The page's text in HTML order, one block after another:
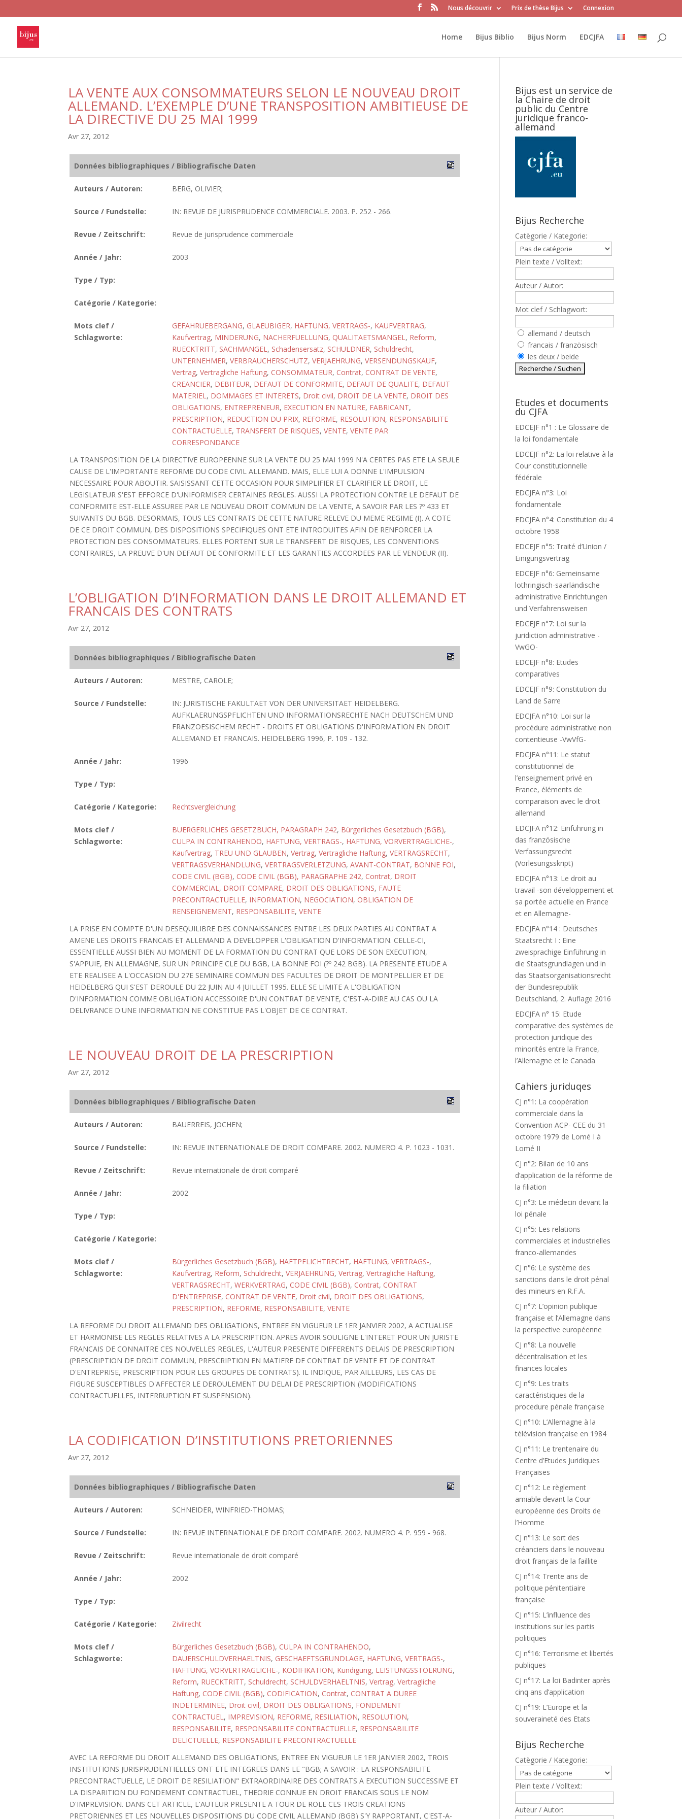
Nous découvrir Prix de thèse Bijus Connexion
Home Bijus Biblio Bijus Norm EDCJFA
LA VENTE AUX CONSOMMATEURS SELON LE NOUVEAU DROIT
ALLEMAND. L’EXEMPLE D’UNE TRANSPOSITION AMBITIEUSE DE
LA DIRECTIVE DU 25 MAI 1999
Avr 27, 2012
Données bibliographiques / Bibliografische Daten
Auteurs / Autoren: BERG, OLIVIER;
Source / Fundstelle: IN: REVUE DE JURISPRUDENCE COMMERCIALE. 2003. P. 252 - 266.
Revue / Zeitschrift: Revue de jurisprudence commerciale
Année / Jahr: 2003
Type / Typ:
Catégorie / Kategorie:
Mots clef /
Schlagworte:
GEFAHRUEBERGANG, GLAEUBIGER, HAFTUNG, VERTRAGS-, KAUFVERTRAG,
Kaufvertrag, MINDERUNG, NACHERFUELLUNG, QUALITAETSMANGEL, Reform,
RUECKTRITT, SACHMANGEL, Schadensersatz, SCHULDNER, Schuldrecht,
UNTERNEHMER, VERBRAUCHERSCHUTZ, VERJAEHRUNG, VERSENDUNGSKAUF,
Vertrag, Vertragliche Haftung, CONSOMMATEUR, Contrat, CONTRAT DE VENTE,
CREANCIER, DEBITEUR, DEFAUT DE CONFORMITE, DEFAUT DE QUALITE, DEFAUT
MATERIEL, DOMMAGES ET INTERETS, Droit civil, DROIT DE LA VENTE, DROIT DES
OBLIGATIONS, ENTREPRENEUR, EXECUTION EN NATURE, FABRICANT,
PRESCRIPTION, REDUCTION DU PRIX, REFORME, RESOLUTION, RESPONSABILITE
CONTRACTUELLE, TRANSFERT DE RISQUES, VENTE, VENTE PAR
CORRESPONDANCE
LA TRANSPOSITION DE LA DIRECTIVE EUROPEENNE SUR LA VENTE DU 25 MAI 1999 N'A CERTES PAS ETE LA SEULE
CAUSE DE L'IMPORTANTE REFORME DU CODE CIVIL ALLEMAND. MAIS, ELLE LUI A DONNE L'IMPULSION
NECESSAIRE POUR ABOUTIR. SAISISSANT CETTE OCCASION POUR SIMPLIFIER ET CLARIFIER LE DROIT, LE
LEGISLATEUR S'EST EFFORCE D'UNIFORMISER CERTAINES REGLES. AUSSI LA PROTECTION CONTRE LE DEFAUT DE
CONFORMITE EST-ELLE ASSUREE PAR LE NOUVEAU DROIT COMMUN DE LA VENTE, A SAVOIR PAR LES ?º 433 ET
SUIVANTS DU BGB. DESORMAIS, TOUS LES CONTRATS DE CETTE NATURE RELEVE DU MEME REGIME (I). A COTE
DE CE DROIT COMMUN, DES DISPOSITIONS SPECIFIQUES ONT ETE INTRODUITES AFIN DE RENFORCER LA
PROTECTION DES CONSOMMATEURS. ELLES PORTENT SUR LE TRANSFERT DE RISQUES, LES CONVENTIONS
CONTRAIRES, LA PREUVE D'UN DEFAUT DE CONFORMITE ET LES GARANTIES ACCORDEES PAR LE VENDEUR (II).
L’OBLIGATION D’INFORMATION DANS LE DROIT ALLEMAND ET
FRANCAIS DES CONTRATS
Avr 27, 2012
Données bibliographiques / Bibliografische Daten
Auteurs / Autoren: MESTRE, CAROLE;
Source / Fundstelle:
IN: JURISTISCHE FAKULTAET VON DER UNIVERSITAET HEIDELBERG.
AUFKLAERUNGSPFLICHTEN UND INFORMATIONSRECHTE NACH DEUTSCHEM UND
FRANZOESISCHEM RECHT - DROITS ET OBLIGATIONS D'INFORMATION EN DROIT
ALLEMAND ET FRANCAIS. HEIDELBERG 1996, P. 109 - 132.
Année / Jahr: 1996
Type / Typ:
Catégorie / Kategorie: Rechtsvergleichung
Mots clef /
Schlagworte:
BUERGERLICHES GESETZBUCH, PARAGRAPH 242, Bürgerliches Gesetzbuch (BGB),
CULPA IN CONTRAHENDO, HAFTUNG, VERTRAGS-, HAFTUNG, VORVERTRAGLICHE-,
Kaufvertrag, TREU UND GLAUBEN, Vertrag, Vertragliche Haftung, VERTRAGSRECHT,
VERTRAGSVERHANDLUNG, VERTRAGSVERLETZUNG, AVANT-CONTRAT, BONNE FOI,
CODE CIVIL (BGB), CODE CIVIL (BGB), PARAGRAPHE 242, Contrat, DROIT
COMMERCIAL, DROIT COMPARE, DROIT DES OBLIGATIONS, FAUTE
PRECONTRACTUELLE, INFORMATION, NEGOCIATION, OBLIGATION DE
RENSEIGNEMENT, RESPONSABILITE, VENTE
LA PRISE EN COMPTE D'UN DESEQUILIBRE DES CONNAISSANCES ENTRE LES DEUX PARTIES AU CONTRAT A
AMENE LES DROITS FRANCAIS ET ALLEMAND A DEVELOPPER L'OBLIGATION D'INFORMATION. CELLE-CI,
ESSENTIELLE AUSSI BIEN AU MOMENT DE LA FORMATION DU CONTRAT QUE LORS DE SON EXECUTION,
S'APPUIE, EN ALLEMAGNE, SUR UN PRINCIPE CLE DU BGB, LA BONNE FOI (?º 242 BGB). LA PRESENTE ETUDE A
ETE REALISEE A L'OCCASION DU 27E SEMINAIRE COMMUN DES FACULTES DE DROIT DE MONTPELLIER ET DE
HEIDELBERG QUI S'EST DEROULE DU 22 JUIN AU 4 JUILLET 1995. ELLE SE LIMITE A L'OBLIGATION
D'INFORMATION COMME OBLIGATION ACCESSOIRE D'UN CONTRAT DE VENTE, C'EST-A-DIRE AU CAS OU LA
DELIVRANCE D'UNE INFORMATION NE CONSTITUE PAS L'OBJET DE CE CONTRAT.
LE NOUVEAU DROIT DE LA PRESCRIPTION
Avr 27, 2012
Données bibliographiques / Bibliografische Daten
Auteurs / Autoren: BAUERREIS, JOCHEN;
Source / Fundstelle: IN: REVUE INTERNATIONALE DE DROIT COMPARE. 2002. NUMERO 4. P. 1023 - 1031.
Revue / Zeitschrift: Revue internationale de droit comparé
Année / Jahr: 2002
Type / Typ:
Catégorie / Kategorie:
Mots clef /
Schlagworte:
Bürgerliches Gesetzbuch (BGB), HAFTPFLICHTRECHT, HAFTUNG, VERTRAGS-,
Kaufvertrag, Reform, Schuldrecht, VERJAEHRUNG, Vertrag, Vertragliche Haftung,
VERTRAGSRECHT, WERKVERTRAG, CODE CIVIL (BGB), Contrat, CONTRAT
D'ENTREPRISE, CONTRAT DE VENTE, Droit civil, DROIT DES OBLIGATIONS,
PRESCRIPTION, REFORME, RESPONSABILITE, VENTE
LA REFORME DU DROIT ALLEMAND DES OBLIGATIONS, ENTREE EN VIGUEUR LE 1ER JANVIER 2002, A ACTUALISE
ET HARMONISE LES REGLES RELATIVES A LA PRESCRIPTION. APRES AVOIR SOULIGNE L'INTERET POUR UN JURISTE
FRANCAIS DE CONNAITRE CES NOUVELLES REGLES, L'AUTEUR PRESENTE DIFFERENTS DELAIS DE PRESCRIPTION
(PRESCRIPTION DE DROIT COMMUN, PRESCRIPTION EN MATIERE DE CONTRAT DE VENTE ET DE CONTRAT
D'ENTREPRISE, PRESCRIPTION POUR LES GROUPES DE CONTRATS). IL INDIQUE, PAR AILLEURS, LES CAS DE
FIGURE SUSCEPTIBLES D'AFFECTER LE DEROULEMENT DU DELAI DE PRESCRIPTION (MODIFICATIONS
CONTRACTUELLES, INTERRUPTION ET SUSPENSION).
LA CODIFICATION D’INSTITUTIONS PRETORIENNES
Avr 27, 2012
Données bibliographiques / Bibliografische Daten
Auteurs / Autoren: SCHNEIDER, WINFRIED-THOMAS;
Source / Fundstelle: IN: REVUE INTERNATIONALE DE DROIT COMPARE. 2002. NUMERO 4. P. 959 - 968.
Revue / Zeitschrift: Revue internationale de droit comparé
Année / Jahr: 2002
Type / Typ:
Catégorie / Kategorie: Zivilrecht
Mots clef /
Schlagworte:
Bürgerliches Gesetzbuch (BGB), CULPA IN CONTRAHENDO,
DAUERSCHULDVERHAELTNIS, GESCHAEFTSGRUNDLAGE, HAFTUNG, VERTRAGS-,
HAFTUNG, VORVERTRAGLICHE-, KODIFIKATION, Kündigung, LEISTUNGSSTOERUNG,
Reform, RUECKTRITT, Schuldrecht, SCHULDVERHAELTNIS, Vertrag, Vertragliche
Haftung, CODE CIVIL (BGB), CODIFICATION, Contrat, CONTRAT A DUREE
INDETERMINEE, Droit civil, DROIT DES OBLIGATIONS, FONDEMENT
CONTRACTUEL, IMPREVISION, REFORME, RESILIATION, RESOLUTION,
RESPONSABILITE, RESPONSABILITE CONTRACTUELLE, RESPONSABILITE
DELICTUELLE, RESPONSABILITE PRECONTRACTUELLE
AVEC LA REFORME DU DROIT ALLEMAND DES OBLIGATIONS, ENTREE EN VIGUEUR LE 1ER JANVIER 2002, TROIS
INSTITUTIONS JURISPRUDENTIELLES ONT ETE INTEGREES DANS LE "BGB; A SAVOIR : LA RESPONSABILITE
PRECONTRACTUELLE, LE DROIT DE RESILIATION" EXTRAORDINAIRE DES CONTRATS A EXECUTION SUCCESSIVE ET
LA DISPARITION DU FONDEMENT CONTRACTUEL, THEORIE CONNUE EN DROIT FRANCAIS SOUS LE NOM
D'IMPREVISION. DANS CET ARTICLE, L'AUTEUR PRESENTE A TOUR DE ROLE CES TROIS CREATIONS
PRETORIENNES ET LES NOUVELLES DISPOSITIONS DU CODE CIVIL ALLEMAND (BGB) S'Y RAPPORTANT, C'EST-A-
Bijus est un service de
la Chaire de droit
public du Centre
juridique franco-
allemand
Bijus Recherche
Catègorie / Kategorie:
Plein texte / Volltext:
Auteur / Autor:
Mot clef / Schlagwort:
allemand / deutsch
francais / französisch
les deux / beide
Etudes et documents
du CJFA
EDCEJF n°1 : Le Glossaire de
la loi fondamentale
EDCEJF n°2: La loi relative à la
Cour constitutionnelle
fédérale
EDCJFA n°3: Loi
fondamentale
EDCJFA n°4: Constitution du 4
octobre 1958
EDCEJF n°5: Traité d’Union /
Einigungsvertrag
EDCEJF n°6: Gemeinsame
lothringisch-saarländische
administrative Einrichtungen
und Verfahrensweisen
EDCEJF n°7: Loi sur la
juridiction administrative -
VwGO-
EDCEJF n°8: Etudes
comparatives
EDCEJF n°9: Constitution du
Land de Sarre
EDCJFA n°10: Loi sur la
procédure administrative non
contentieuse -VwVfG-
EDCJFA n°11: Le statut
constitutionnel de
l’enseignement privé en
France, éléments de
comparaison avec le droit
allemand
EDCJFA n°12: Einführung in
das französische
Verfassungsrecht
(Vorlesungsskript)
EDCJFA n°13: Le droit au
travail -son développement et
sa portée actuelle en France
et en Allemagne-
EDCJFA n°14 : Deutsches
Staatsrecht I : Eine
zweisprachige Einführung in
die Staatsgrundlagen und in
das Staatsorganisationsrecht
der Bundesrepublik
Deutschland, 2. Auflage 2016
EDCJFA n° 15: Etude
comparative des systèmes de
protection juridique des
minorités entre la France,
l’Allemagne et le Canada
Cahiers juriduqes
CJ n°1: La coopération
commerciale dans la
Convention ACP- CEE du 31
octobre 1979 de Lomé I à
Lomé II
CJ n°2: Bilan de 10 ans
d’application de la réforme de
la filiation
CJ n°3: Le médecin devant la
loi pénale
CJ n°5: Les relations
commerciales et industrielles
franco-allemandes
CJ n°6: Le système des
sanctions dans le droit pénal
des mineurs en R.F.A.
CJ n°7: L’opinion publique
française et l’Allemagne dans
la perspective européenne
CJ n°8: La nouvelle
décentralisation et les
finances locales
CJ n°9: Les traits
caractéristiques de la
procedure pénale française
CJ n°10: L’Allemagne à la
télévision française en 1984
CJ n°11: Le trentenaire du
Centre d’Etudes Juridiques
Françaises
CJ n°12: Le règlement
amiable devant la Cour
européenne des Droits de
l’Homme
CJ n°13: Le sort des
créanciers dans le nouveau
droit français de la faillite
CJ n°14: Trente ans de
politique pénitentiaire
française
CJ n°15: L’influence des
institutions sur les partis
politiques
CJ n°16: Terrorisme et libertés
publiques
CJ n°17: La loi Badinter après
cinq ans d’application
CJ n°19: L’Europe et la
souveraineté des Etats
Bijus Recherche
Catègorie / Kategorie:
Plein texte / Volltext:
Auteur / Autor: